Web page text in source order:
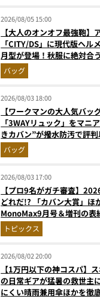
2026/08/05 15:00
【大人のオンオフ最強鞄】
「CITY/DS」に現代版ヘル
月型が登場！秋服に絶対合
ンが傑作
バッグ
2026/08/03 18:00
【ワークマンの大人気バッ
「3WAYリュック」をマニ
きカバン”が撥水防汚で評
バッグ
2026/08/03 17:00
【プロ9名がガチ審査】
どれだ!? 「カバン大賞」ほ
MonoMax9月号＆増刊の表
トピックス
2026/08/02 20:00
【1万円以下の神コスパ】
の日常ギアが猛暑の救世主
にくい晴雨兼用傘ほかを徹